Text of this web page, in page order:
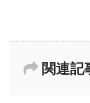
関連記